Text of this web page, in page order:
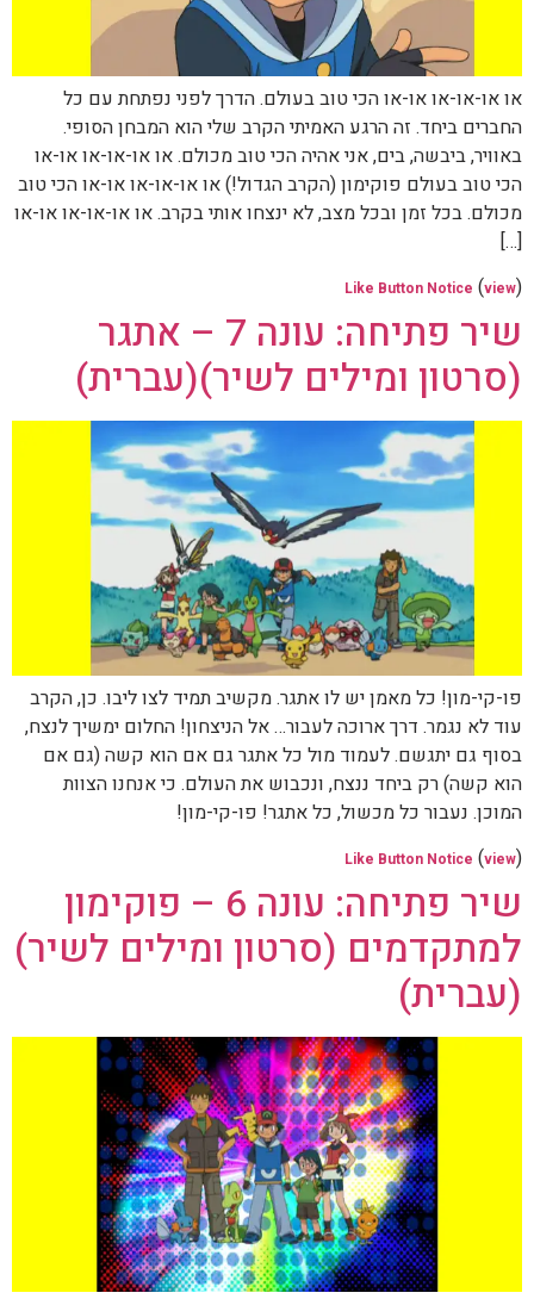
או או-או-או או-או הכי טוב בעולם. הדרך לפני נפתחת עם כל
החברים ביחד. זה הרגע האמיתי הקרב שלי הוא המבחן הסופי.
באוויר, ביבשה, בים, אני אהיה הכי טוב מכולם. או או-או-או או-או
הכי טוב בעולם פוקימון (הקרב הגדול!) או או-או-או או-או הכי טוב
מכולם. בכל זמן ובכל מצב, לא ינצחו אותי בקרב. או או-או-או או-או
[…]
Like Button Notice (view)
שיר פתיחה: עונה 7 – אתגר
(סרטון ומילים לשיר)(עברית)
פו-קי-מון! כל מאמן יש לו אתגר. מקשיב תמיד לצו ליבו. כן, הקרב
עוד לא נגמר. דרך ארוכה לעבור… אל הניצחון! החלום ימשיך לנצח,
בסוף גם יתגשם. לעמוד מול כל אתגר גם אם הוא קשה (גם אם
הוא קשה) רק ביחד ננצח, ונכבוש את העולם. כי אנחנו הצוות
המוכן. נעבור כל מכשול, כל אתגר! פו-קי-מון!
Like Button Notice (view)
שיר פתיחה: עונה 6 – פוקימון
למתקדמים (סרטון ומילים לשיר)
(עברית)